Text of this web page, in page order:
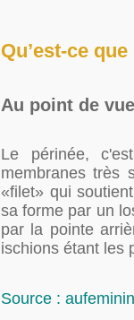
Qu’est-ce
Au point de
Le périnée,
membranes très
«filet» qui
sa forme par un
par la pointe
ischions étant les
Source :